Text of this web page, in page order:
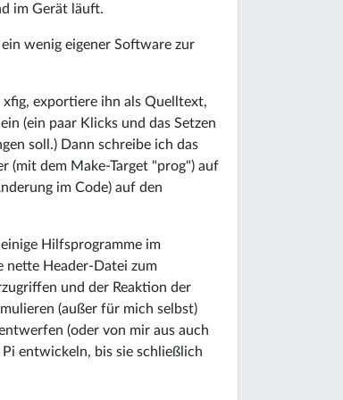
im Gerät läuft.
wenig eigener Software zur
xfig, exportiere ihn als Quelltext,
(ein paar Klicks und das Setzen
soll.) Dann schreibe ich das
(mit dem Make-Target "prog") auf
im Code) auf den
Hilfsprogramme im
nette Header-Datei zum
und der Reaktion der
(außer für mich selbst)
(oder von mir aus auch
entwickeln, bis sie schließlich